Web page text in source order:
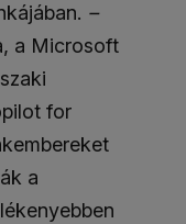
–
a Microsoft
for
a